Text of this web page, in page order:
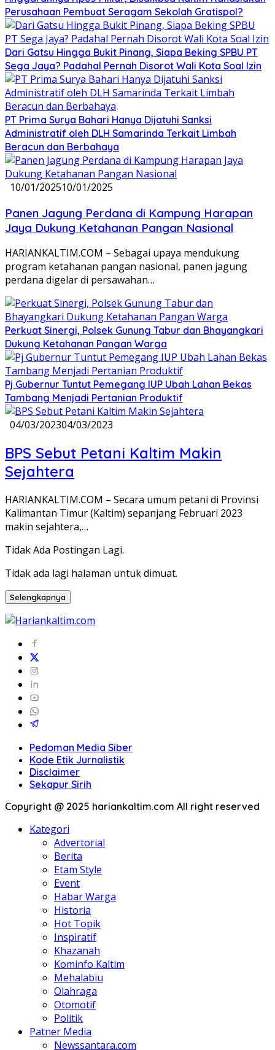
Perusahaan Pembuat Seragam Sekolah Gratispol?
Dari Gatsu Hingga Bukit Pinang, Siapa Beking SPBU PT
Sega Jaya? Padahal Pernah Disorot Wali Kota Soal Izin
PT Prima Surya Bahari Hanya Dijatuhi Sanksi
Administratif oleh DLH Samarinda Terkait Limbah
Beracun dan Berbahaya
10/01/202510/01/2025
Panen Jagung Perdana di Kampung Harapan
Jaya Dukung Ketahanan Pangan Nasional
HARIANKALTIM.COM – Sebagai upaya mendukung
program ketahanan pangan nasional, panen jagung
perdana digelar di persawahan…
Perkuat Sinergi, Polsek Gunung Tabur dan Bhayangkari
Dukung Ketahanan Pangan Warga
Pj Gubernur Tuntut Pemegang IUP Ubah Lahan Bekas
Tambang Menjadi Pertanian Produktif
04/03/202304/03/2023
BPS Sebut Petani Kaltim Makin
Sejahtera
HARIANKALTIM.COM – Secara umum petani di Provinsi
Kalimantan Timur (Kaltim) sepanjang Februari 2023
makin sejahtera,…
Tidak Ada Postingan Lagi.
Tidak ada lagi halaman untuk dimuat.
Selengkapnya
Pedoman Media Siber
Kode Etik Jurnalistik
Disclaimer
Sekapur Sirih
Copyright @ 2025 hariankaltim.com All right reserved
Kategori
Advertorial
Berita
Etam Style
Event
Habar Warga
Historia
Hot Topik
Inspiratif
Khazanah
Kominfo Kaltim
Mehalabiu
Olahraga
Otomotif
Politik
Patner Media
Newssantara.com